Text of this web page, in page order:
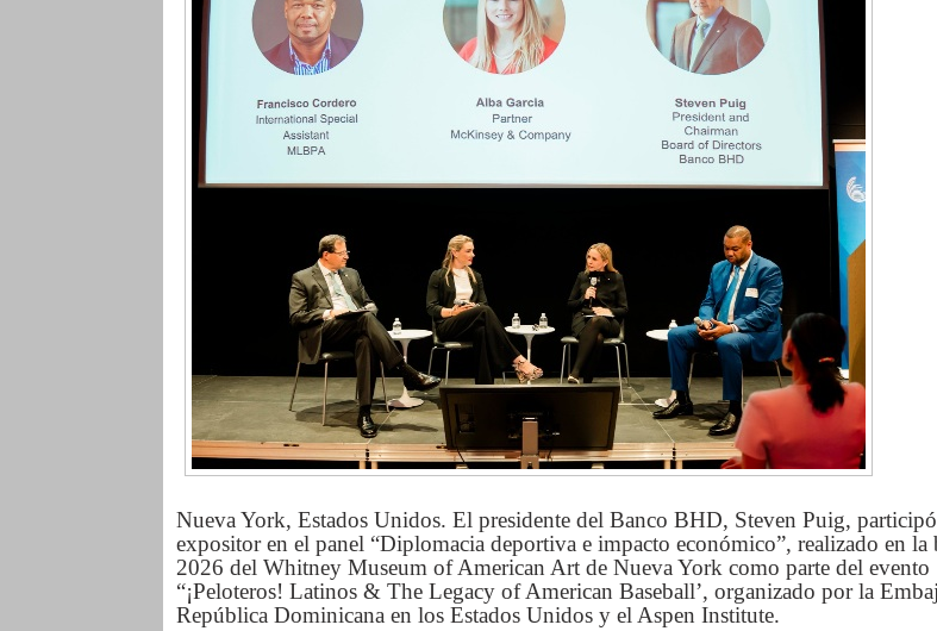
Nueva York, Estados Unidos. El presidente del Banco BHD, Steven Puig,
expositor en el panel “Diplomacia deportiva e impacto económico”, realizado en la
2026 del Whitney Museum of American Art de Nueva York como parte del evento
“¡Peloteros! Latinos & The Legacy of American Baseball’, organizado por la
República Dominicana en los Estados Unidos y el Aspen Institute.